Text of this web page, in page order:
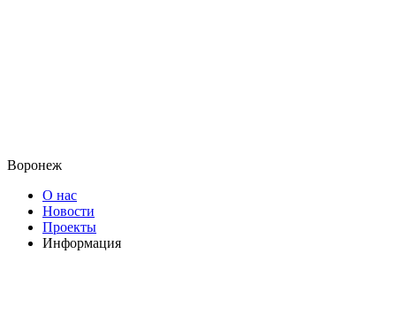
Воронеж
О нас
Новости
Проекты
Информация